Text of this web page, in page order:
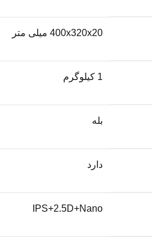
400x320x20 میلی متر
1 کیلوگرم
بله
دارد
IPS+2.5D+Nano